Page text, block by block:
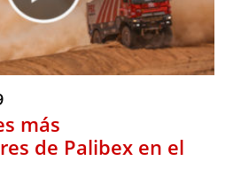
más
de Palibex en el